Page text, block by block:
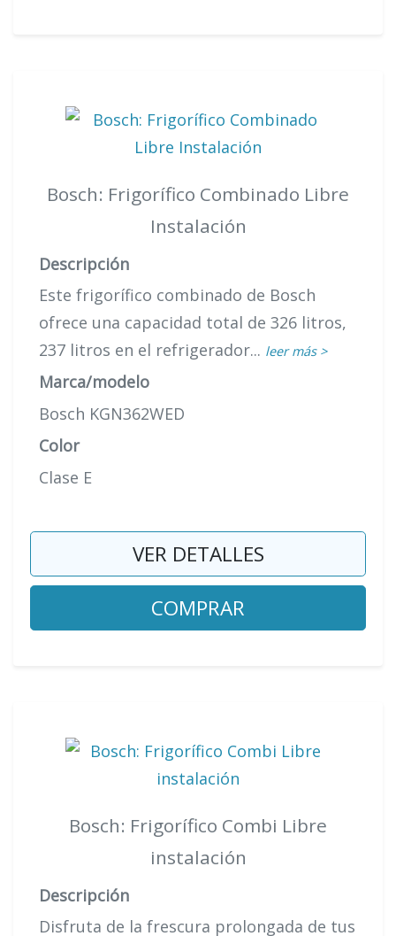
Bosch: Frigorífico Combinado Libre
Instalación
Descripción
Este frigorífico combinado de Bosch
ofrece una capacidad total de 326 litros,
237 litros en el refrigerador... leer más >
Marca/modelo
Bosch KGN362WED
Color
Clase E
VER DETALLES
COMPRAR
Bosch: Frigorífico Combi Libre
instalación
Descripción
Disfruta de la frescura prolongada de tus